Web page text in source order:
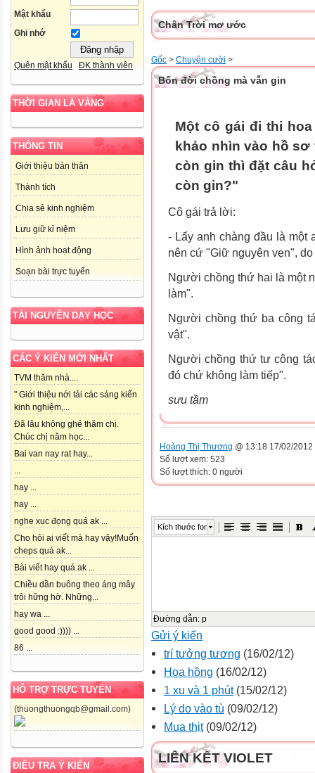
Mật khẩu
Ghi nhớ
Quên mật khẩu ĐK thành viên
THỜI GIAN LÀ VÀNG
THÔNG TIN
Giới thiệu bản thân
Thành tích
Chia sẻ kinh nghiệm
Lưu giữ kỉ niệm
Hình ảnh hoạt động
Soạn bài trực tuyến
TÀI NGUYÊN DẠY HỌC
CÁC Ý KIẾN MỚI NHẤT
TVM thăm nhà....
" Giới thiệu nới tải các sáng kiến
kinh nghiệm,...
Đã lâu không ghé thăm chị.
Chúc chị năm học...
Bai van nay rat hay...
...
hay ...
hay ...
nghe xuc đọng quá ak ...
Cho hỏi ai viết mà hay vậy!Muốn
cheps quá ak...
Bài viết hay quá ak ...
Chiều dần buông theo áng mây
trôi hững hờ. Những...
hay wa ...
good good :)))) ...
86 ...
HỖ TRỢ TRỰC TUYẾN
(thuongthuongqb@gmail.com)
ĐIỀU TRA Ý KIẾN
Chân Trời mơ ước
Gốc > Chuyện cười >
Bốn đời chồng mà vẫn gin
Một cô gái đi thi
khảo nhìn vào hồ
còn gin thì đặt câu
còn gin?"
Cô gái trả lời:
- Lấy anh chàng đầu là một
nên cứ "Giữ nguyên vẹn",
Người chồng thứ hai là một
làm".
Người chồng thứ ba công
vật".
Người chồng thứ tư công
đó chứ không làm tiếp".
sưu tầm
Hoàng Thị Thương @ 13:18 17/02/2012
Số lượt xem: 523
Số lượt thích: 0 người
Kích thước font
Đường dẫn: p
Gửi ý kiến
trí tưởng tương (16/02/12)
Hoa hồng (16/02/12)
1 xu và 1 phút(15/02/12)
Lý do vào tù (09/02/12)
Mua thịt(09/02/12)
LIÊN KẾT VIOLET